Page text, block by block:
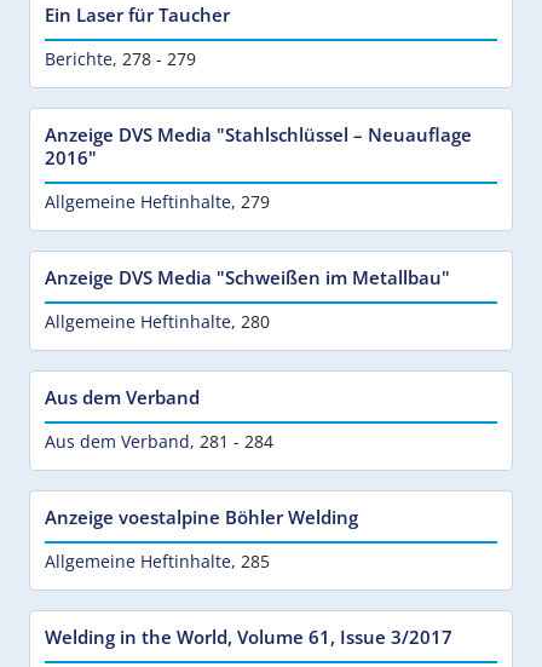
Ein Laser für Taucher
Berichte, 278 - 279
Anzeige DVS Media "Stahlschlüssel – Neuauflage
2016"
Allgemeine Heftinhalte, 279
Anzeige DVS Media "Schweißen im Metallbau"
Allgemeine Heftinhalte, 280
Aus dem Verband
Aus dem Verband, 281 - 284
Anzeige voestalpine Böhler Welding
Allgemeine Heftinhalte, 285
Welding in the World, Volume 61, Issue 3/2017